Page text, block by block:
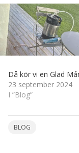
Då kör vi en Glad
23 september 2024
I ”Blog”
BLOG